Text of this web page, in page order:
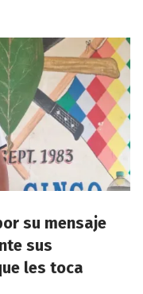
su mensaje
sus
les toca